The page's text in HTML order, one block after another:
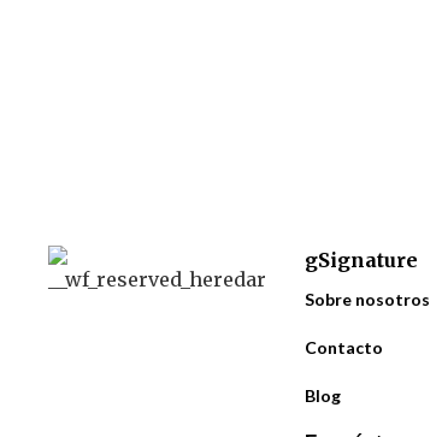
gSignature
Sobre nosotros
Contacto
Blog